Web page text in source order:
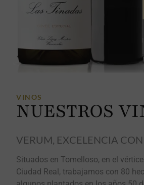
VINOS
NUESTROS
VERUM, EXCELENCIA
Situados en Tomelloso, en el
Ciudad Real, trabajamos con 80